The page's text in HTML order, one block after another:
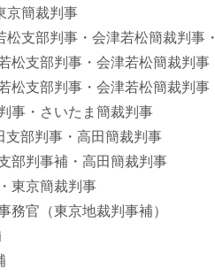
京簡裁判事
支部判事・会津若松簡裁判事
松支部判事・会津若松簡裁判事
松支部判事・会津若松簡裁判事
事・さいたま簡裁判事
部判事・高田簡裁判事
部判事補・高田簡裁判事
東京簡裁判事
官（東京地裁判事補）